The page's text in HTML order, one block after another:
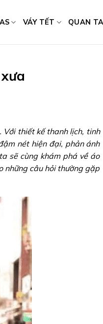
VÁY TẾT QUAN
thiết kế thanh lịch, tinh
nét hiện đại, phản ánh
sẽ cùng khám phá về áo
những câu hỏi thường gặp